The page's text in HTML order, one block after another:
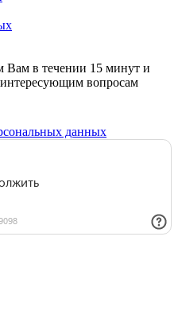
Вам в течении 15 минут и
вопросам
данных